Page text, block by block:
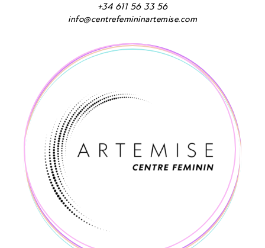
+34 611 56 33 56
info@centrefemininartemise.com